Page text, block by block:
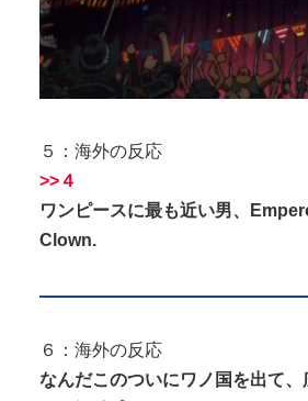
５：海外の反応
>>４
ワンピースに最も近い男、
Clown.
６：海外の反応
なんだこのついにワノ国を出て、